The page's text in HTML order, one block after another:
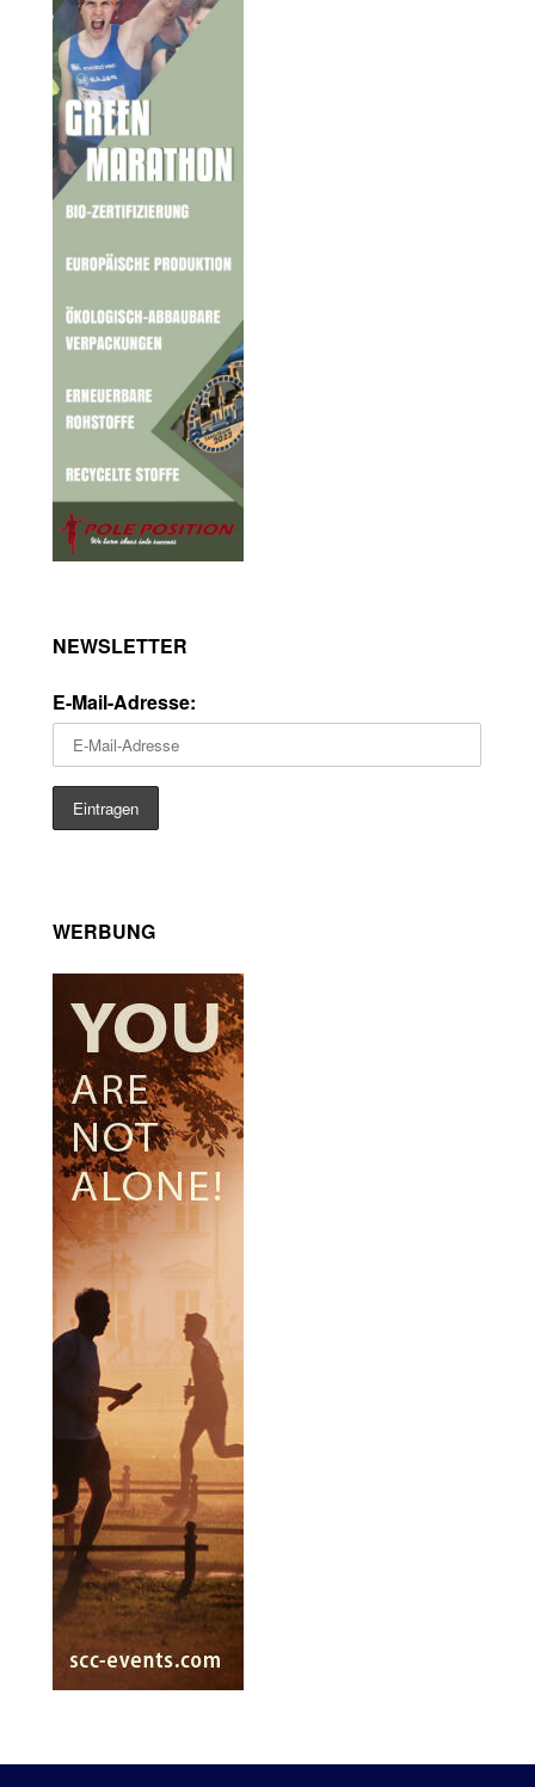
NEWSLETTER
E-Mail-Adresse:
WERBUNG